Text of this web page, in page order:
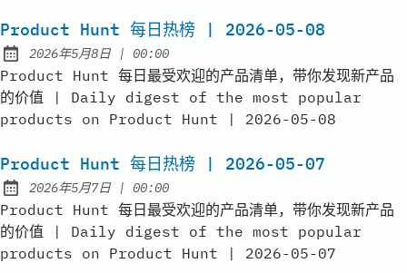
Product Hunt 每日热榜 | 2026-05-08
Published:
2026年5月8日| at
00:00
Product Hunt 每日最受欢迎的产品清单，带你发现新产品
的价值 | Daily digest of the most popular
products on Product Hunt | 2026-05-08
Product Hunt 每日热榜 | 2026-05-07
Published:
2026年5月7日| at
00:00
Product Hunt 每日最受欢迎的产品清单，带你发现新产品
的价值 | Daily digest of the most popular
products on Product Hunt | 2026-05-07